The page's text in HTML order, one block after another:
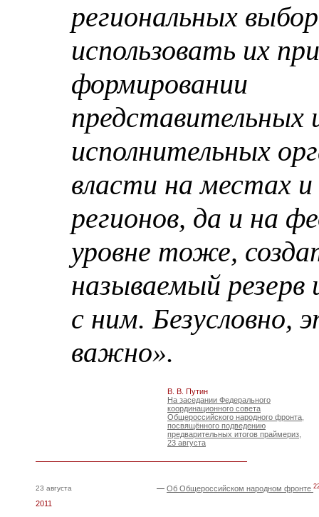
региональных
использовать их при
формировании
представительных
исполнительных
власти на местах и
регионов, да и на
уровне тоже,
называемый
с ним. Безусловно,
важно».
В. В. Путин
На заседании Федерального
координационного совета
Общероссийского народного фронта,
посвящённого подведению
предварительных итогов праймериз,
23 августа
23 августа
2011
— Об Общероссийском народном фронте